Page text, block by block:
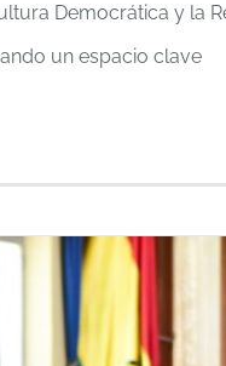
Democrática y la
un espacio clave
Consolidando la Innovación Democrática: